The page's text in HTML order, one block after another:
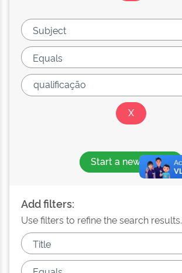
Start a new search
Add filters:
Use filters to refine the search results.